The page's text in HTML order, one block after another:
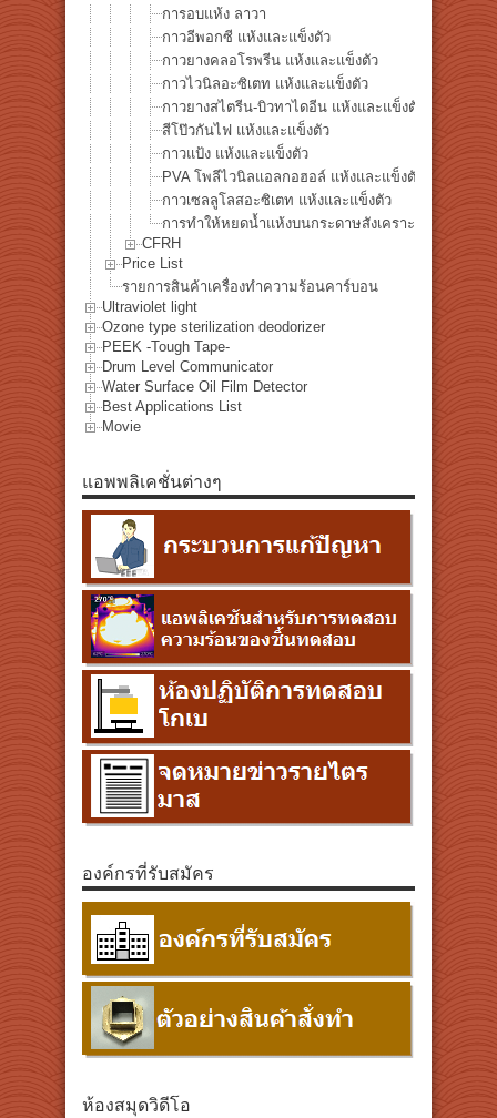
การอบแห้ง ลาวา
กาวอีพอกซี แห้งและแข็งตัว
กาวยางคลอโรพรีน แห้งและแข็งตัว
กาวไวนิลอะซิเตท แห้งและแข็งตัว
กาวยางสไตรีน-บิวทาไดอีน แห้งและแข็งตัว
สีโป๊วกันไฟ แห้งและแข็งตัว
กาวแป้ง แห้งและแข็งตัว
PVA โพลีไวนิลแอลกอฮอล์ แห้งและแข็งตัว
กาวเซลลูโลสอะซิเตท แห้งและแข็งตัว
การทำให้หยดน้ำแห้งบนกระดาษสังเคราะห์ YUPO®
CFRH
Price List
รายการสินค้าเครื่องทำความร้อนคาร์บอน
Ultraviolet light
Ozone type sterilization deodorizer
PEEK -Tough Tape-
Drum Level Communicator
Water Surface Oil Film Detector
Best Applications List
Movie
แอพพลิเคชั่นต่างๆ
องค์กรที่รับสมัคร
ห้องสมุดวิดีโอ